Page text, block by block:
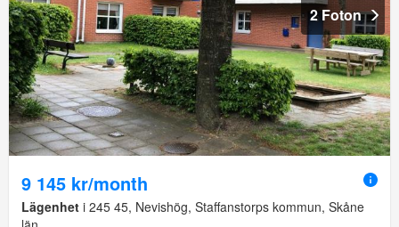
2 Foton
9 145 kr/month
Lägenhet i 245 45, Nevishög, Staffanstorps kommun, Skåne